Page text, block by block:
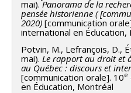
mai).Panorama de la
pensée historienne (
2020) [communication
international en Éducation,
Potvin, M., Lefrançois, D.,
mai). Le rapport au droit et
au Québec : discours et
[communication orale]. 10e
en Éducation, Montréal